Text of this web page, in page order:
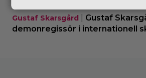
Gustaf Skarsgård
Gustaf
demonregissör i internationell